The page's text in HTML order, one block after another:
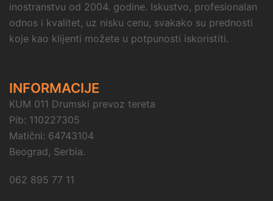
inostranstvu od 2004. godine. Iskustvo, profesionalan
odnos i kvalitet, uz nisku cenu, svakako su prednosti
koje kao klijenti možete u potpunosti iskoristiti.
INFORMACIJE
KUM 011 Drumski prevoz tereta
Pib: 110227305
Matični: 64743104
Beograd, Serbia.
062 895 77 11